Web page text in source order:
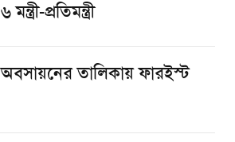
৬ মন্ত্রী-প্রতিমন্ত্রী
অবসায়নের তালিকায় ফারইস্ট